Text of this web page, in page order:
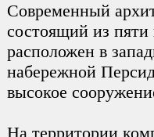
Современный
состоящий из
расположен в
набережной
высокое
На территории